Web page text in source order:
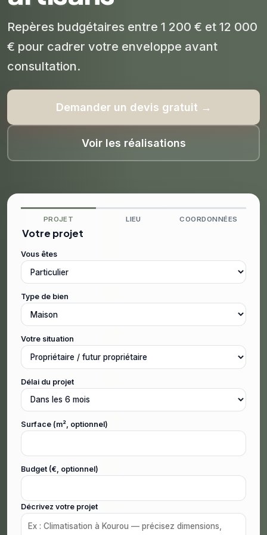
Repères budgétaires entre 1 200 € et 12 000
€ pour cadrer votre enveloppe avant
consultation.
Demander un devis gratuit →
Voir les réalisations
PROJET LIEU COORDONNÉES
Votre projet
Vous êtes
Type de bien
Votre situation
Délai du projet
Surface (m², optionnel)
Budget (€, optionnel)
Décrivez votre projet